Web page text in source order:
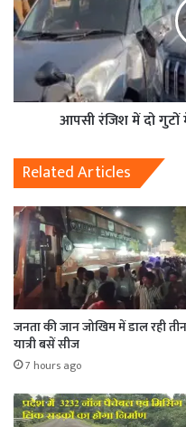
आपसी रंजिश में दो गुटों
Related Articles
जनता की जान जोखिम में डाल रही तीन
यात्री बसें सीज
7 hours ago